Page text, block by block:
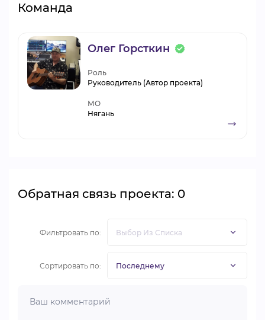
Команда
Олег Горсткин
Роль
Руководитель (Автор проекта)
МО
Нягань
Обратная связь проекта: 0
Фильтровать по:
Сортировать по: